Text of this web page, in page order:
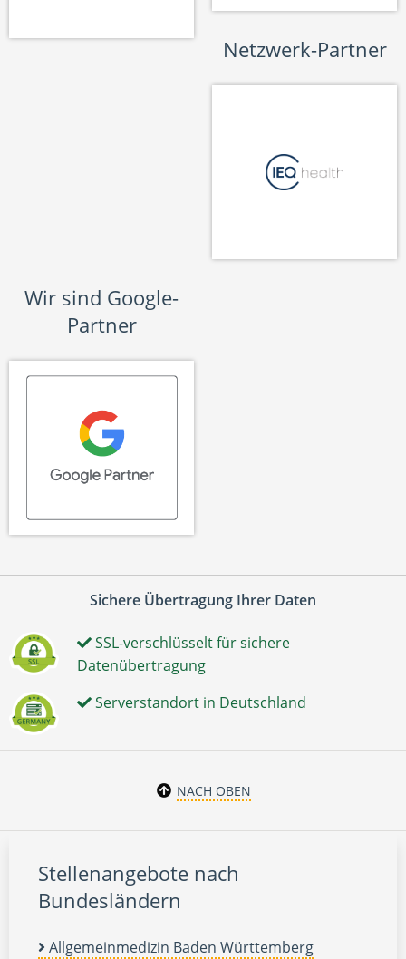
Netzwerk-Partner
Wir sind Google-
Partner
Sichere Übertragung Ihrer Daten
SSL-verschlüsselt für sichere
Datenübertragung
Serverstandort in Deutschland
NACH OBEN
Stellenangebote nach
Bundesländern
Allgemeinmedizin Baden Württemberg